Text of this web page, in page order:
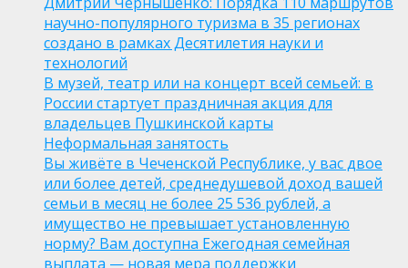
научно-популярного туризма в 35 регионах
создано в рамках Десятилетия науки и
технологий
В музей, театр или на концерт всей семьей: в
России стартует праздничная акция для
владельцев Пушкинской карты
Неформальная занятость
Вы живёте в Чеченской Республике, у вас двое
или более детей, среднедушевой доход вашей
семьи в месяц не более 25 536 рублей, а
имущество не превышает установленную
норму? Вам доступна Ежегодная семейная
выплата — новая мера поддержки